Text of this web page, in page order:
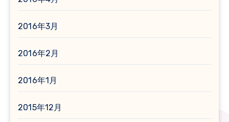
2016年3月
2016年2月
2016年1月
2015年12月